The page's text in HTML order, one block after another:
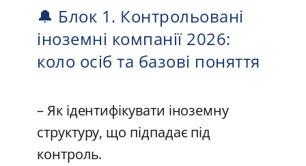
🔔 Блок 1. Контрольовані
іноземні компанії 2026:
коло осіб та базові поняття
– Як ідентифікувати іноземну
структуру, що підпадає під
контроль.